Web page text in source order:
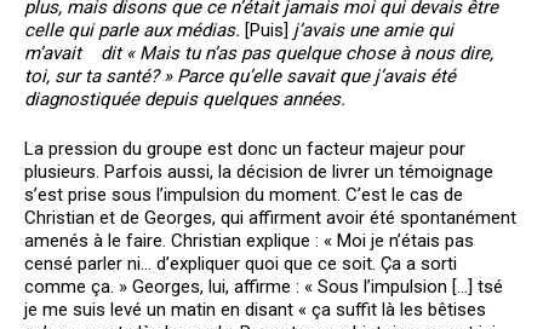
plus, mais disons que ce n’était jamais moi qui devais être
celle qui parle aux médias. [Puis] j’avais une amie qui
m’avait dit « Mais tu n’as pas quelque chose à nous dire,
toi, sur ta santé? » Parce qu’elle savait que j’avais été
diagnostiquée depuis quelques années.
La pression du groupe est donc un facteur majeur pour
plusieurs. Parfois aussi, la décision de livrer un témoignage
s’est prise sous l’impulsion du moment. C’est le cas de
Christian et de Georges, qui affirment avoir été spontanément
amenés à le faire. Christian explique : « Moi je n’étais pas
censé parler ni… d’expliquer quoi que ce soit. Ça a sorti
comme ça. » Georges, lui, affirme : « Sous l’impulsion […] tsé
je me suis levé un matin en disant « ça suffit là les bêtises